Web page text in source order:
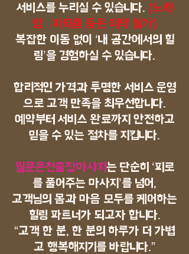
서비스를 누리실 수 있습니다. (노래
방 . 파티룸 등은 예약 불가)
복잡한 이동 없이 ‘내 공간에서의 힐
링’을 경험하실 수 있습니다.
합리적인 가격과 투명한 서비스 운영
으로 고객 만족을 최우선합니다.
예약부터 서비스 완료까지 안전하고
믿을 수 있는 절차를 지킵니다.
월문온천출장마사지 는 단순히 ‘피로
를 풀어주는 마사지’를 넘어,
고객님의 몸과 마음 모두를 케어하는
힐링 파트너가 되고자 합니다.
“고객 한 분, 한 분의 하루가 더 가볍
고 행복해지기를 바랍니다.”